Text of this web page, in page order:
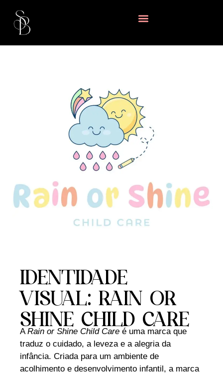
IDENTIDADE
VISUAL: RAIN OR
SHINE CHILD CARE
A Rain or Shine Child Care é uma marca que
traduz o cuidado, a leveza e a alegria da
infância. Criada para um ambiente de
acolhimento e desenvolvimento infantil, a marca